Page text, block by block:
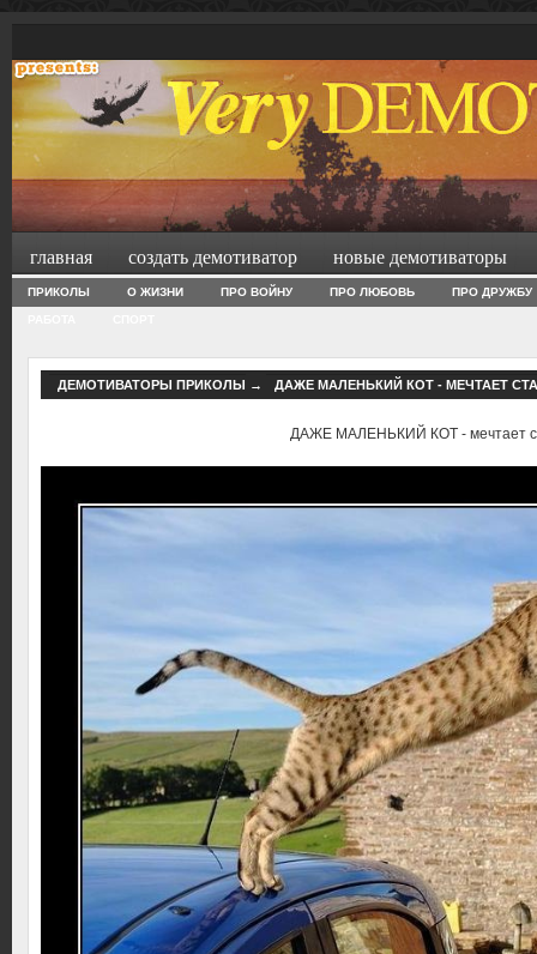
главная создать демотиватор новые демотиваторы
ПРИКОЛЫ О ЖИЗНИ ПРО ВОЙНУ ПРО ЛЮБОВЬ ПРО ДРУЖБУ
ДЕМОТИВАТОРЫ ПРИКОЛЫ → ДАЖЕ МАЛЕНЬКИЙ КОТ - МЕЧТАЕТ
ДАЖЕ МАЛЕНЬКИЙ КОТ - мечтает